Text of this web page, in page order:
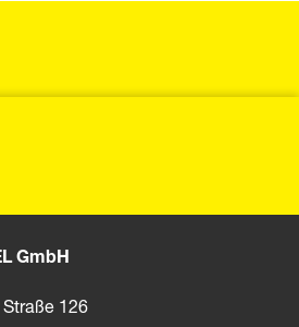
GmbH
126